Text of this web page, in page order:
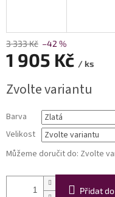
3 333 Kč –42 %
1 905 Kč / ks
cena:
Zvolte variantu
Barva
Velikost
Můžeme doručit do: Zvolte
Přidat